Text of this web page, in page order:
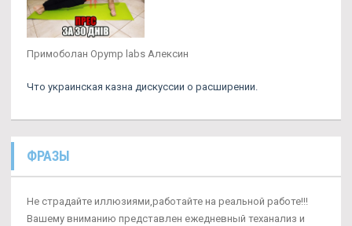
Примоболан Opymp labs Алексин
Что украинская казна дискуссии о расширении.
ФРАЗЫ
Не страдайте иллюзиями,работайте на реальной работе!!!
Вашему вниманию представлен ежедневный теханализ и